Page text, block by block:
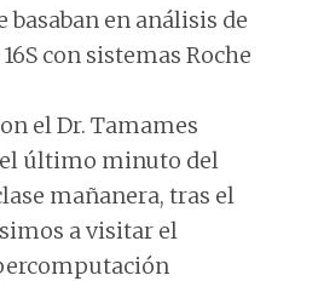
basaban en análisis de
con sistemas Roche
el Dr. Tamames
último minuto del
mañanera, tras el
a visitar el